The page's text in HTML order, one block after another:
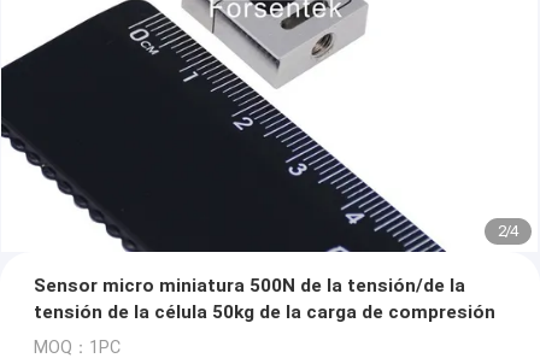
2/4
Sensor micro miniatura 500N de la tensión/de la
tensión de la célula 50kg de la carga de compresión
MOQ：1PC